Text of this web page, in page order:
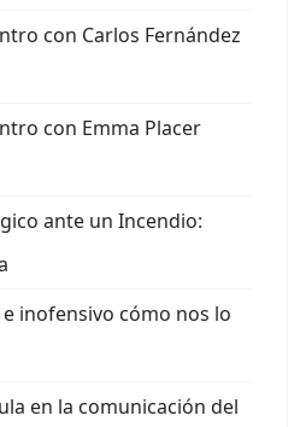
con Carlos Fernández
con Emma Placer
ante un Incendio:
e inofensivo cómo nos lo
en la comunicación del